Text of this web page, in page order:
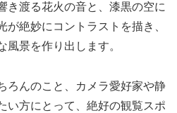
き渡る花火の音と、漆黒の空に
が絶妙にコントラストを描き、
風景を作り出します。
ろんのこと、カメラ愛好家や静
い方にとって、絶好の観覧スポ